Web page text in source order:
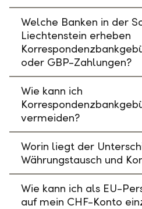
Welche Banken in der
Liechtenstein erheben
oder GBP-Zahlungen?
Wie kann ich
vermeiden?
Worin liegt der
Währungstausch und
Wie kann ich als EU-
auf mein CHF-Konto